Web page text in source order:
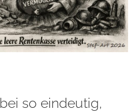
so eindeutig,